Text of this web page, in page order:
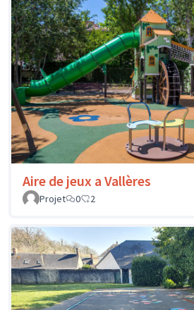
Aire de jeux a Vallères
Projet
0 2